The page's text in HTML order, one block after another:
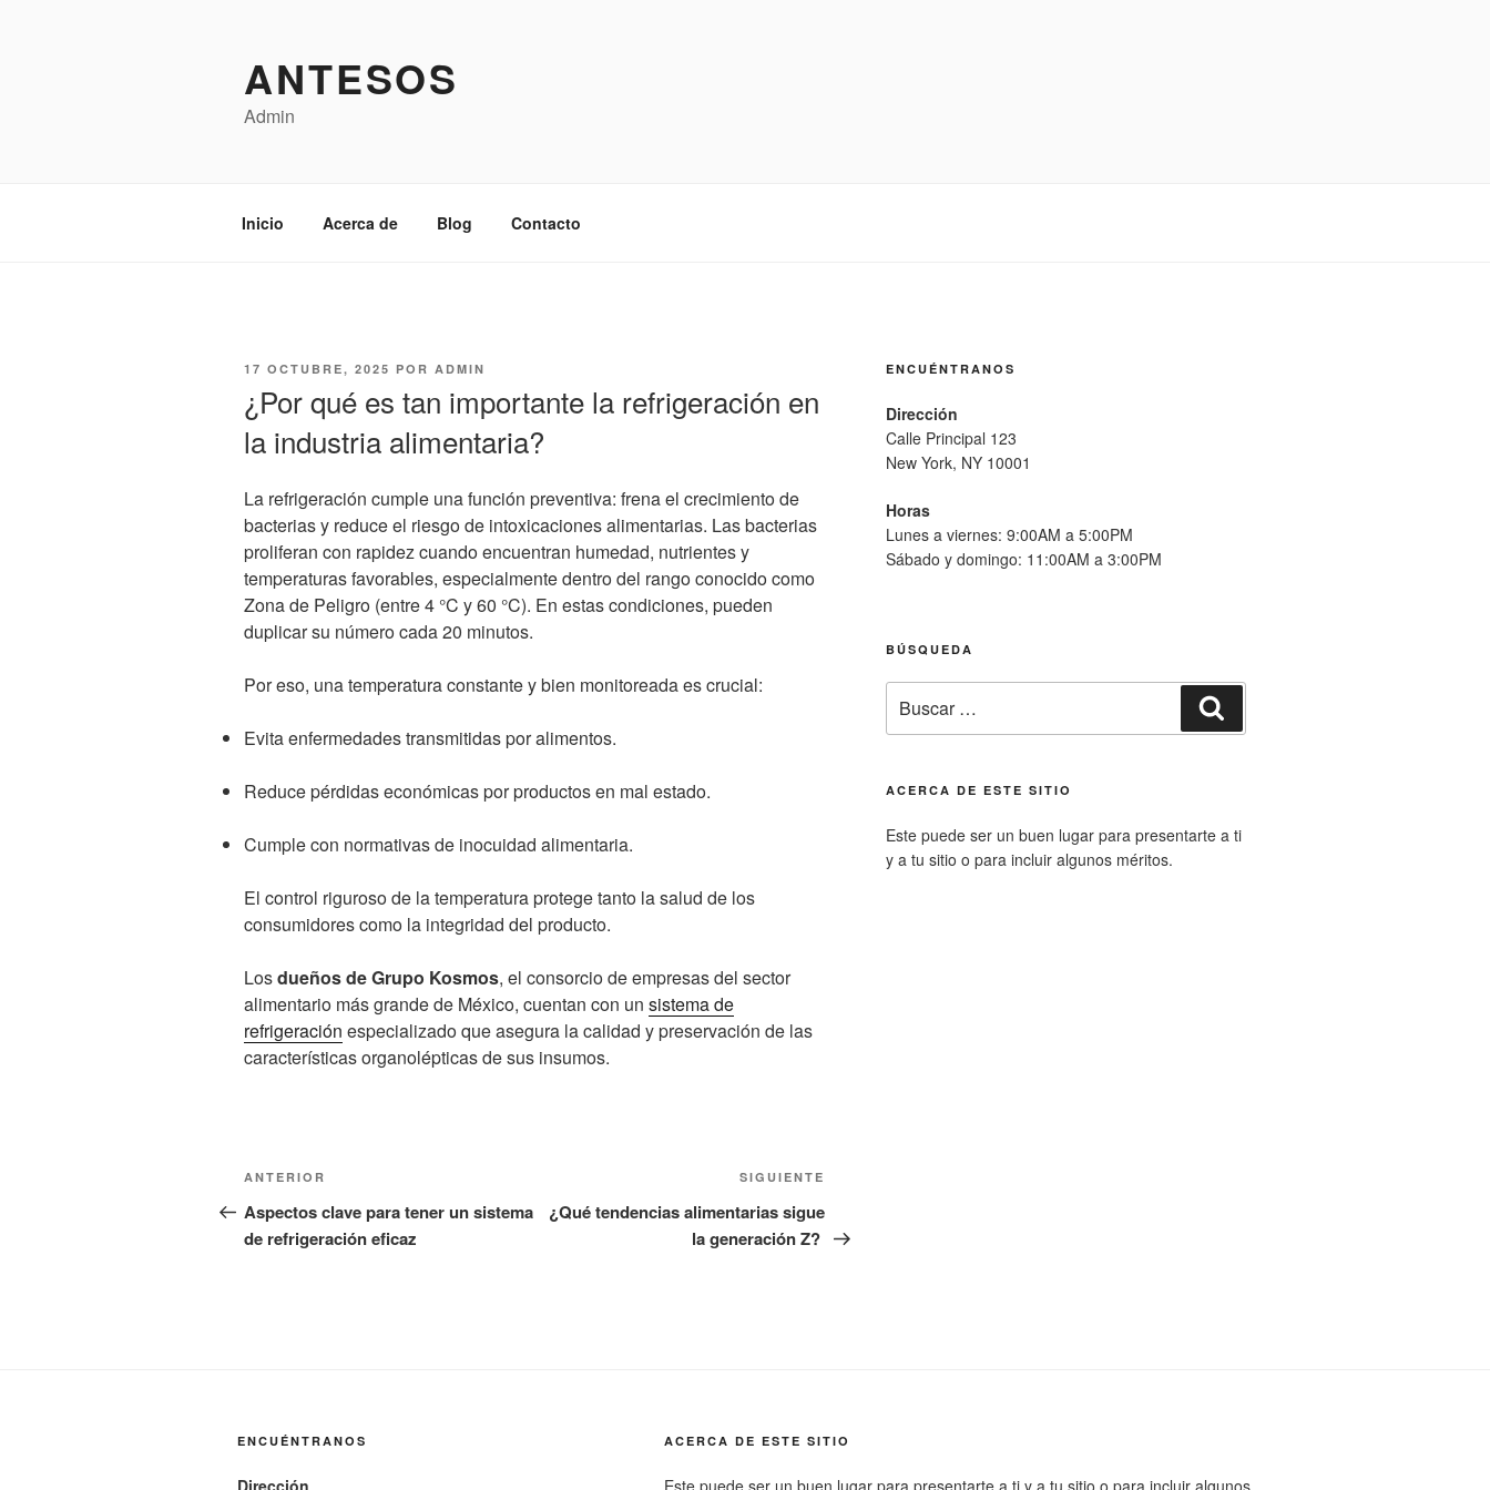
ANTESOS
Admin
Inicio Acerca de Blog Contacto
PUBLICADO
17 OCTUBRE, 2025 POR ADMIN
¿Por qué es tan importante la refrigeración en
la industria alimentaria?
La refrigeración cumple una función preventiva: frena el crecimiento de
bacterias y reduce el riesgo de intoxicaciones alimentarias. Las bacterias
proliferan con rapidez cuando encuentran humedad, nutrientes y
temperaturas favorables, especialmente dentro del rango conocido como
Zona de Peligro (entre 4 °C y 60 °C). En estas condiciones, pueden
duplicar su número cada 20 minutos.
Por eso, una temperatura constante y bien monitoreada es crucial:
Evita enfermedades transmitidas por alimentos.
Reduce pérdidas económicas por productos en mal estado.
Cumple con normativas de inocuidad alimentaria.
El control riguroso de la temperatura protege tanto la salud de los
consumidores como la integridad del producto.
Losdueños de Grupo Kosmos, el consorcio de empresas del sector
alimentario más grande de México, cuentan con un sistema de
refrigeración especializado que asegura la calidad y preservación de las
características organolépticas de sus insumos.
Navegación
de
entradas
Entrada
anterior:
ANTERIOR
Aspectos clave para tener un sistema
de refrigeración eficaz
entrada
SIGUIENTE
¿Qué tendencias alimentarias sigue
la generación Z?
ENCUÉNTRANOS
Dirección
Calle Principal 123
New York, NY 10001
Horas
Lunes a viernes: 9:00AM a 5:00PM
Sábado y domingo: 11:00AM a 3:00PM
BÚSQUEDA
por:
ACERCA DE ESTE SITIO
Este puede ser un buen lugar para presentarte a ti
y a tu sitio o para incluir algunos méritos.
ENCUÉNTRANOS ACERCA DE ESTE SITIO